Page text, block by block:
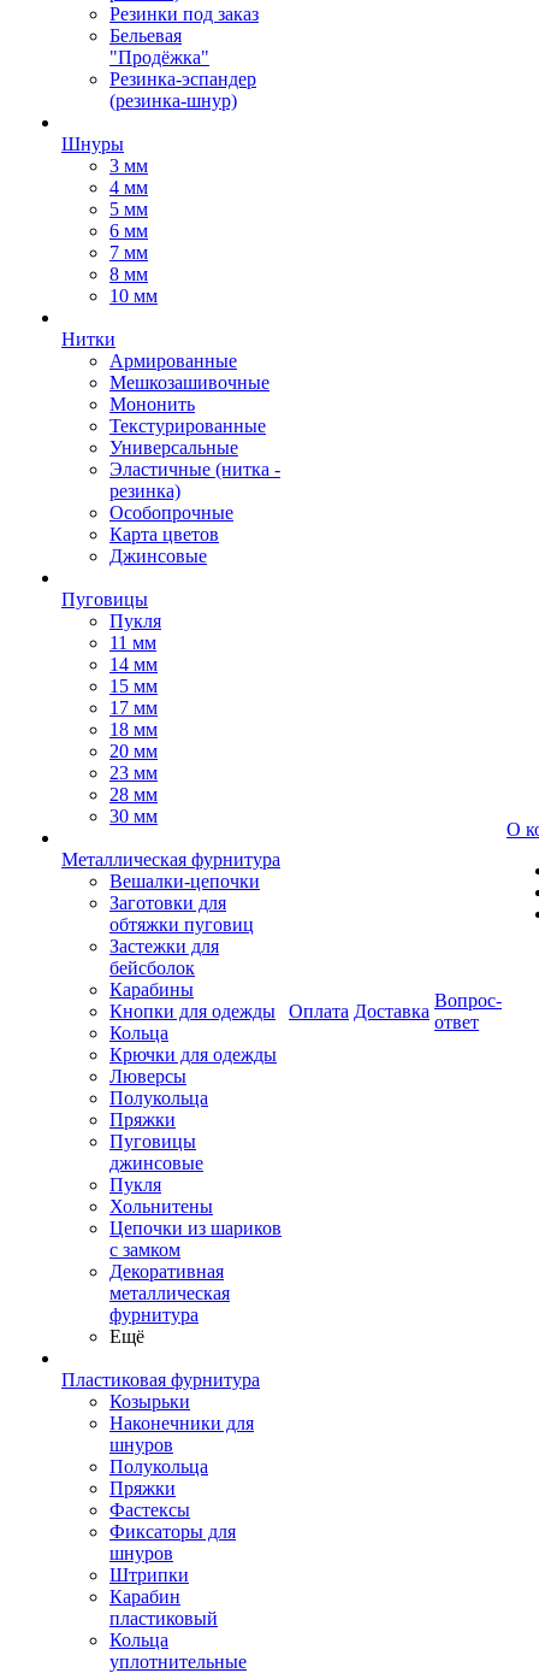
Резинки под заказ
Бельевая
"Продёжка"
Резинка-эспандер
(резинка-шнур)
Шнуры
3 мм
4 мм
5 мм
6 мм
7 мм
8 мм
10 мм
Нитки
Армированные
Мешкозашивочные
Мононить
Текстурированные
Универсальные
Эластичные (нитка -
резинка)
Особопрочные
Карта цветов
Джинсовые
Пуговицы
Пукля
11 мм
14 мм
15 мм
17 мм
18 мм
20 мм
23 мм
28 мм
30 мм
Металлическая фурнитура
Вешалки-цепочки
Заготовки для
обтяжки пуговиц
Застежки для
бейсболок
Карабины
Кнопки для одежды
Кольца
Крючки для одежды
Люверсы
Полукольца
Пряжки
Пуговицы
джинсовые
Пукля
Хольнитены
Цепочки из шариков
с замком
Декоративная
металлическая
фурнитура
Ещё
Пластиковая фурнитура
Козырьки
Наконечники для
шнуров
Полукольца
Пряжки
Фастексы
Фиксаторы для
шнуров
Штрипки
Карабин
пластиковый
Кольца
уплотнительные
Оплата Доставка
Вопрос-
ответ
О